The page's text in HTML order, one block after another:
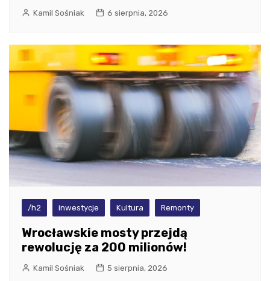
Kamil Sośniak 6 sierpnia, 2026
/h2 inwestycje Kultura Remonty
Wrocławskie mosty przejdą
rewolucję za 200 milionów!
Kamil Sośniak 5 sierpnia, 2026